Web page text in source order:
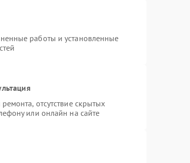
работы и установленные
отсутствие скрытых
или онлайн на сайте